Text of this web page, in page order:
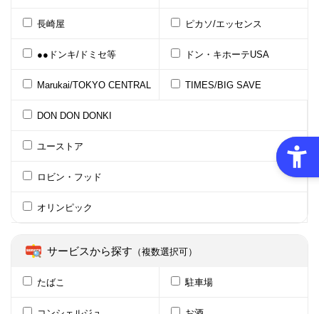
長崎屋 ピカソ/エッセンス
●●ドンキ/ドミセ等 ドン・キホーテUSA
Marukai/TOKYO CENTRAL TIMES/BIG SAVE
DON DON DONKI
ユーストア
ロビン・フッド
オリンピック
サービスから探す （複数選択可）
たばこ 駐車場